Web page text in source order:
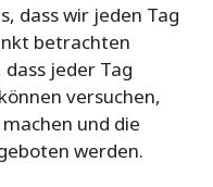
dass wir jeden Tag
betrachten
jeder Tag
versuchen,
und die
werden.